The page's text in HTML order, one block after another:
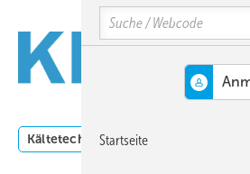
Hauptinhalt
Hauptmenü
SiteSearch
Kältetechnik Klimatechnik
Search
Startseite